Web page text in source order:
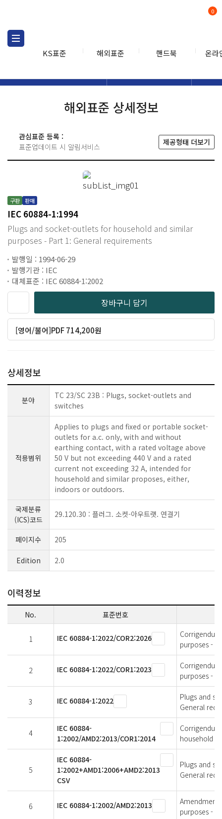
KS표준 해외표준 핸드북 온라
0
해외표준 상세정보
관심표준 등록 :
표준업데이트 시 알림서비스
제공형태 더보기
구판 판매
IEC 60884-1:1994
Plugs and socket-outlets for household and similar
purposes - Part 1: General requirements
발행일 : 1994-06-29
발행기관 : IEC
대체표준 : IEC 60884-1:2002
장바구니 담기
[영어/불어]PDF 714,200원
상세정보
분야
TC 23/SC 23B : Plugs, socket-outlets and
switches
적용범위
Applies to plugs and fixed or portable socket-
outlets for a.c. only, with and without
earthing contact, with a rated voltage above
50 V but not exceeding 440 V and a rated
current not exceeding 32 A, intended for
household and similar proposes, either,
indoors or outdoors.
국제분류
(ICS)코드
29.120.30 : 플러그. 소켓-아우트랫. 연결기
페이지수 205
Edition 2.0
이력정보
No. 표준번호
1 IEC 60884-1:2022/COR2:2026
purposes -
2 IEC 60884-1:2022/COR1:2023
purposes -
3 IEC 60884-1:2022
Plugs and
General
4
IEC 60884-
1:2002/AMD2:2013/COR1:2014
household
5
IEC 60884-
1:2002+AMD1:2006+AMD2:2013
CSV
Plugs and
General
6 IEC 60884-1:2002/AMD2:2013
Amendment
purposes -